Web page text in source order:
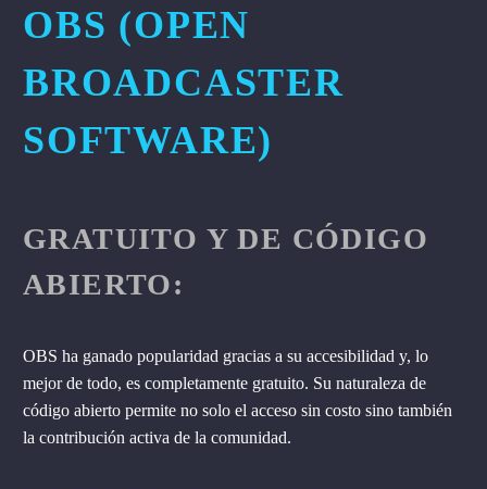
OBS (OPEN
BROADCASTER
SOFTWARE)
GRATUITO Y DE CÓDIGO
ABIERTO:
OBS ha ganado popularidad gracias a su accesibilidad y, lo
mejor de todo, es completamente gratuito. Su naturaleza de
código abierto permite no solo el acceso sin costo sino también
la contribución activa de la comunidad.